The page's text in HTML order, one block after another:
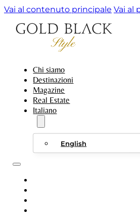
Vai al contenuto principale Vai al
Chi siamo
Destinazioni
Magazine
Real Estate
Italiano
English